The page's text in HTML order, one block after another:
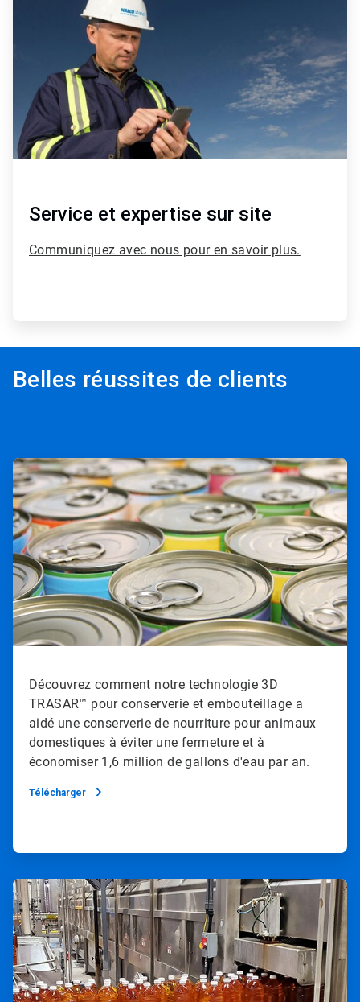
Service et expertise sur site​​​​​​​
Communiquez avec nous pour en savoir plus.
Belles réussites de clients
ArticleTile
1
de
2
Découvrez comment notre technologie 3D
TRASAR™ pour conserverie et embouteillage a
aidé une conserverie de nourriture pour animaux
domestiques à éviter une fermeture et à
économiser 1,6 million de gallons d'eau par an.
Télécharger
ArticleTile
2
de
2